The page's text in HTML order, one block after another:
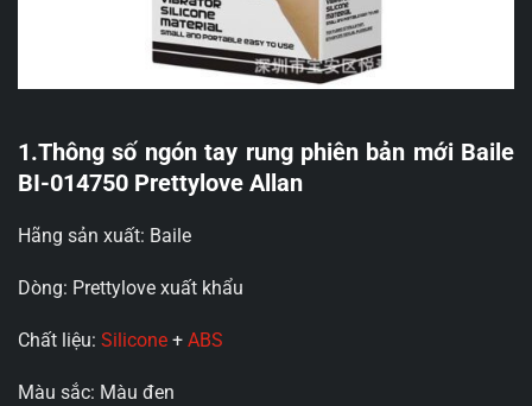
1.Thông số ngón tay rung phiên bản mới Baile
BI-014750 Prettylove Allan
Hãng sản xuất: Baile
Dòng: Prettylove xuất khẩu
Chất liệu: Silicone + ABS
Màu sắc: Màu đen